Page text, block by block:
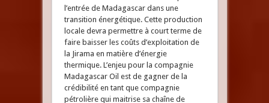
l’entrée de Madagascar dans une
transition énergétique. Cette production
locale devra permettre à court terme de
faire baisser les coûts d’exploitation de
la Jirama en matière d’énergie
thermique. L’enjeu pour la compagnie
Madagascar Oil est de gagner de la
crédibilité en tant que compagnie
pétrolière qui maitrise sa chaîne de